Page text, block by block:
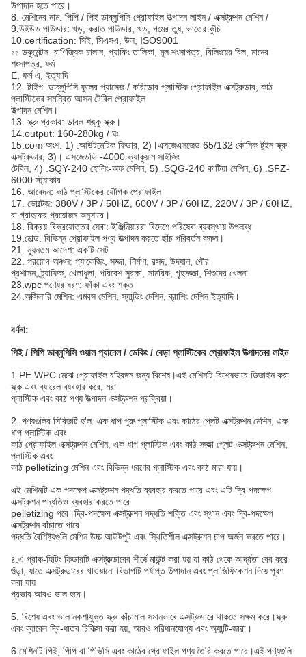
উপাদান হতে পারে।
8. মেশিনের নাম: পিপি / পিই ডাব্লুপিসি প্রোফাইল উত্পাদন লাইন / এক্সট্রুশন মেশিন /
9.উইউড পাউডার: খড়, করাত পাউডার, খড়, গমের তুষ, ভাতের কুঁচি
10.certification: সিই, সিএসএ, উল, ISO9001
১১ ডকুমেন্টস: বাণিজ্যিক চালান, প্যাকিং তালিকা, মূল শংসাপত্র, বিলিংয়ের বিল, মানের
শংসাপত্র, ফর্ম
E, ফর্ম এ, ইত্যাদি
12. টাইপ: ডাব্লুপিসি ফুলের প্যাসেজ / করিডোর প্লাস্টিক প্রোফাইল এক্সট্রুডার, কাঠ
প্লাস্টিকের সমন্বিত আসন টেবিল প্রোফাইল
উত্পাদন মেশিন।
13. স্ক্রু প্রকার: ডাবল শঙ্কু স্ক্রু।
14.output: 160-280kg / ঘঃ
15.com অংশ: 1) .আউটমেটিক ফিডার, 2) ।এসজেএসজেড 65/132 কৌনিক টুইন স্ক্রু
এক্সট্রুডার, 3)। এসজেডডি -4000 ভ্যাকুয়াম সাইজিং
টেবিল, 4) .SQY-240 হোলিং-অফ মেশিন, 5) .SQG-240 কাটিয়া মেশিন, 6) .SFZ-
6000 স্ট্যাকার
16. আবেদন: কাঠ প্লাস্টিকের যৌগিক প্রোফাইল
17. ভোল্টেজ: 380V / 3P / 50HZ, 600V / 3P / 60HZ, 220V / 3P / 60HZ,
বা গ্রাহকের প্রয়োজন অনুসারে।
18. বিক্রয় বিক্রয়োত্তর সেবা: ইঞ্জিনিয়াররা বিদেশে পরিষেবা ব্যবস্থায় উপলব্ধ
19.মোল্ড: বিভিন্ন প্রোফাইল পণ্য উত্পাদন করতে ছাঁচ পরিবর্তন করুন।
21. ন্যূনতম আদেশ: একটি সেট
22. প্রয়োগ অঞ্চল: প্যাকেজিং, সজ্জা, নির্মাণ, রসদ, উদ্যান, পৌর
প্রশাসন, ট্র্যাফিক, খেলাধুলা, পরিবেশ সুরক্ষা, সামরিক, গৃহসজ্জা, শিশুদের খেলনা
23.wpc পণ্যের ধরণ: ফাঁকা এবং শক্ত
24.অক্সিলারি মেশিন: এমবস মেশিন, স্যান্ডিং মেশিন, ব্রাশিং মেশিন ইত্যাদি।
বর্ণনা:
পিই / পিপি ডাব্লুপিসি ওয়াল প্যানেল / ডেকিং / বেড়া প্লাস্টিকের প্রোফাইল উত্পাদনের লাইন
1.PE WPC মেঝে প্রোফাইল বহিরঙ্গন জন্য বিশেষ।এই মেশিনটি বিশেষভাবে ডিজাইন করা
স্ক্রু এবং ব্যারেল ব্যবহার করে, মরা
প্লাস্টিক এবং কাঠ পণ্য উত্পাদন এক্সট্রুশন প্রক্রিয়া।
2. পণ্যগুলির সিরিজটি হ'ল: এক ধাপ পুরু প্লাস্টিক এবং কাঠের প্লেট এক্সট্রুশন মেশিন, এক
ধাপ প্লাস্টিক এবং
কাঠ প্রোফাইল এক্সট্রুশন মেশিন, এক ধাপ প্লাস্টিক এবং কাঠ সজ্জা প্লেট এক্সট্রুশন মেশিন,
প্লাস্টিক এবং
কাঠ pelletizing মেশিন এবং বিভিন্ন ধরণের প্লাস্টিক এবং কাঠ মারা যায়।
এই মেশিনটি এক পদক্ষেপ এক্সট্রুশন পদ্ধতি ব্যবহার করতে পারে এবং এটি দ্বি-পদক্ষেপ
এক্সট্রুশন পদ্ধতিও ব্যবহার করতে পারে
pelletizing পরে।দ্বি-পদক্ষেপ এক্সট্রুশন পদ্ধতি শক্তি এবং স্থান এবং দ্বি-পদক্ষেপ
এক্সট্রুশন বাঁচাতে পারে
পদ্ধতি বৈশিষ্ট্যগুলি মেশিন উচ্চ আউটপুট এবং স্থিতিশীল এক্সট্রুশন চাপ অর্জন করতে পারে।
৪.এ প্রাক-হিটিং ফিডারটি এক্সট্রুডারের শীর্ষে মাউন্ট করা হয় যা কাঠ থেকে আর্দ্রতা বের করে
গুঁড়া, যাতে এক্সট্রুডারের খাওয়ানো বিভাগটি পর্যাপ্ত উপাদান এবং প্লাজিফিকেশন দিয়ে পূরণ
করা যায়
প্রভাব আরও ভাল হবে।
5. বিশেষ এবং ভাল নকশাযুক্ত স্ক্রু কাঁচামাল সমানভাবে এক্সট্রুডারে থাকতে সক্ষম করে।স্ক্রু
এবং ব্যারেল দ্বি-ধাতব চিকিত্সা করা হয়, আরও পরিধানযোগ্য এবং অ্যান্টি-জারা।
6.মেশিনটি পিই, পিপি বা পিভিসি এবং কাঠের প্রোফাইল পণ্য তৈরি করতে পারে।এই পণ্যগুলি